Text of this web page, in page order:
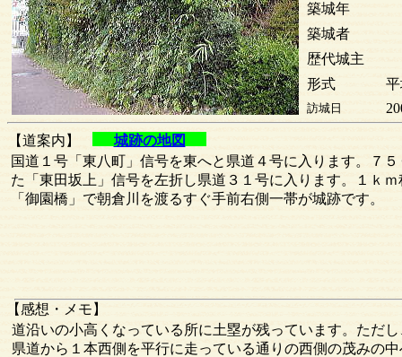
城跡の地図
築城年
築城者
歴代城主
形式
訪城日
【道案内】
【感想・メモ】
国道１号「東八町」信号を東へと県道４号に入ります。７
た「東田坂上」信号を左折し県道３１号に入ります。１ｋ
「御園橋」で朝倉川を渡るすぐ手前右側一帯が城跡です。
道沿いの小高くなっている所に土塁が残っています。ただ
県道から１本西側を平行に走っている通りの西側の茂みの